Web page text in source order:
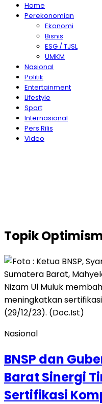
Home
Perekonomian
Ekonomi
Bisnis
ESG / TJSL
UMKM
Nasional
Politik
Entertainment
Lifestyle
Sport
Internasional
Pers Rilis
Video
Topik
Nasional
BNSP dan
Barat Sinergi
Sertifikasi